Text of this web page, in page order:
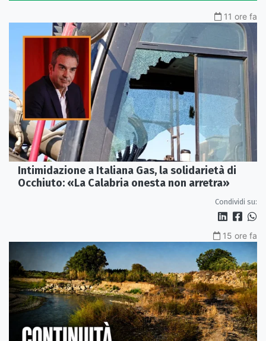
11 ore fa
Intimidazione a Italiana Gas, la solidarietà di
Occhiuto: «La Calabria onesta non arretra»
Condividi su:
15 ore fa